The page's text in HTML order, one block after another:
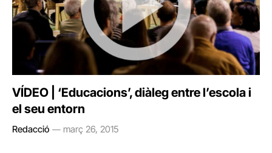
VÍDEO | ‘Educacions’, diàleg entre l’escola i
el seu entorn
Redacció març 26, 2015